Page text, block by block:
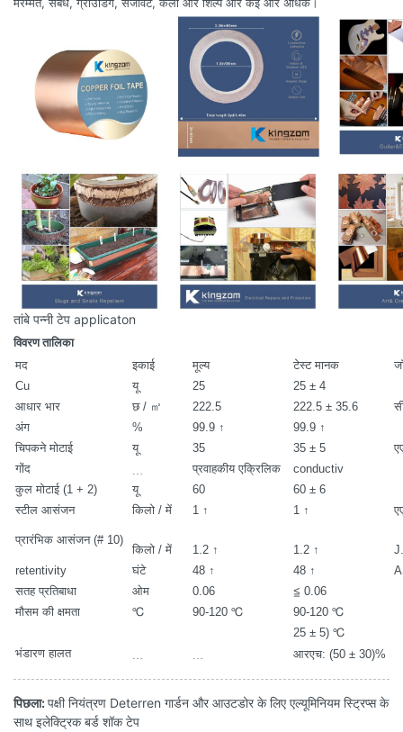
तांबे पन्नी टेप applicaton
विवरण तालिका
मद इकाई मूल्य टेस्ट मानक
Cu
यू 25
25 ± 4
आधार भार
छ / ㎡ 222.5 222.5 ± 35.6
अंग
% 99.9 ↑
99.9 ↑
चिपकने मोटाई
यू 35 35 ± 5
गोंद
प्रवाहकीय एक्रिलिक
conductiv
कुल मोटाई (1 + 2)
यू 60
60 ± 6
स्टील आसंजन
किलो / में 1 ↑ 1 ↑
प्रारंभिक आसंजन (# 10)
किलो / में 1.2 ↑ 1.2 ↑
retentivity
घंटे 48 ↑ 48 ↑
सतह प्रतिबाधा
ओम 0.06
≦ 0.06
मौसम की क्षमता
℃ 90-120 ℃ 90-120 ℃
भंडारण हालत
25 ± 5) ℃
आरएच: (50 ± 30)%
पिछला:पक्षी नियंत्रण Deterren गार्डन और आउटडोर के लिए एल्यूमिनियम स्ट्रिप्स के
साथ इलेक्ट्रिक बर्ड शॉक टेप